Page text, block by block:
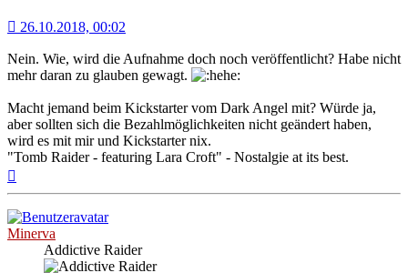
26.10.2018, 00:02
Nein. Wie, wird die Aufnahme doch noch veröffentlicht? Habe nicht
mehr daran zu glauben gewagt.
Macht jemand beim Kickstarter vom Dark Angel mit? Würde ja,
aber sollten sich die Bezahlmöglichkeiten nicht geändert haben,
wird es mit mir und Kickstarter nix.
"Tomb Raider - featuring Lara Croft" - Nostalgie at its best.
Minerva
Addictive Raider